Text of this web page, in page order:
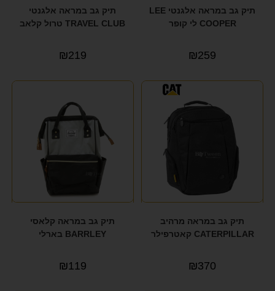
תיק גב במראה אלגנטי LEE
COOPER לי קופר
₪259
תיק גב במראה אלגנטי
TRAVEL CLUB טרול קלאב
₪219
תיק גב במראה מרהיב
CATERPILLAR קאטרפילר
₪370
תיק גב במראה קלאסי
BARRLEY בארלי
₪119